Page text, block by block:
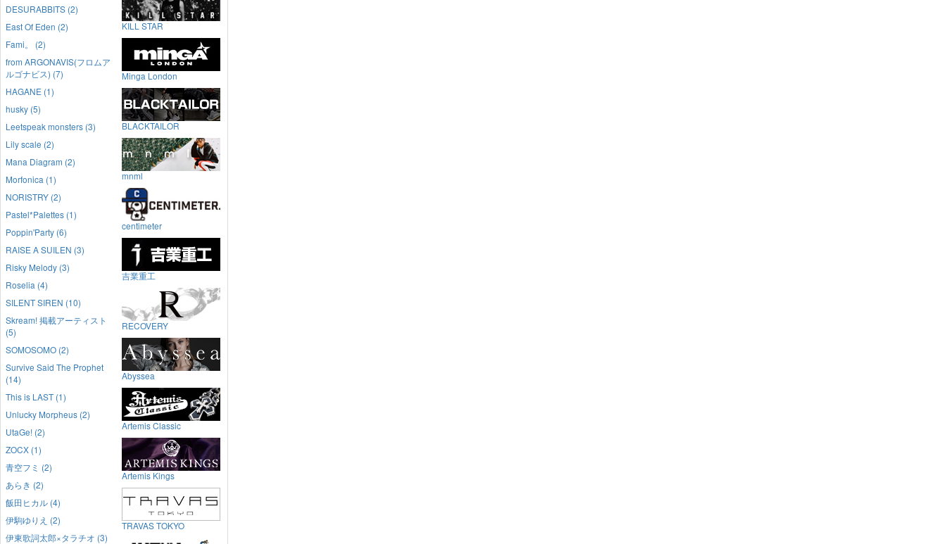
DESURABBITS (2)
East Of Eden (2)
Fami。 (2)
from ARGONAVIS(フロムア
ルゴナビス) (7)
HAGANE (1)
husky (5)
Leetspeak monsters (3)
Lily scale (2)
Mana Diagram (2)
Morfonica (1)
NORISTRY (2)
Pastel*Palettes (1)
Poppin'Party (6)
RAISE A SUILEN (3)
Risky Melody (3)
Roselia (4)
SILENT SIREN (10)
Skream! 掲載アーティスト
(5)
SOMOSOMO (2)
Survive Said The Prophet
(14)
This is LAST (1)
Unlucky Morpheus (2)
UtaGe! (2)
ZOCX (1)
青空フミ (2)
あらき (2)
飯田ヒカル (4)
伊駒ゆりえ (2)
伊東歌詞太郎×タラチオ (3)
KILL STAR
Minga London
BLACKTAILOR
mnml
centimeter
吉業重工
RECOVERY
Abyssea
Artemis Classic
Artemis Kings
TRAVAS TOKYO